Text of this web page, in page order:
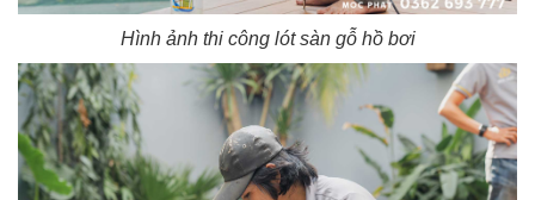
Hình ảnh thi công lót sàn gỗ hồ bơi